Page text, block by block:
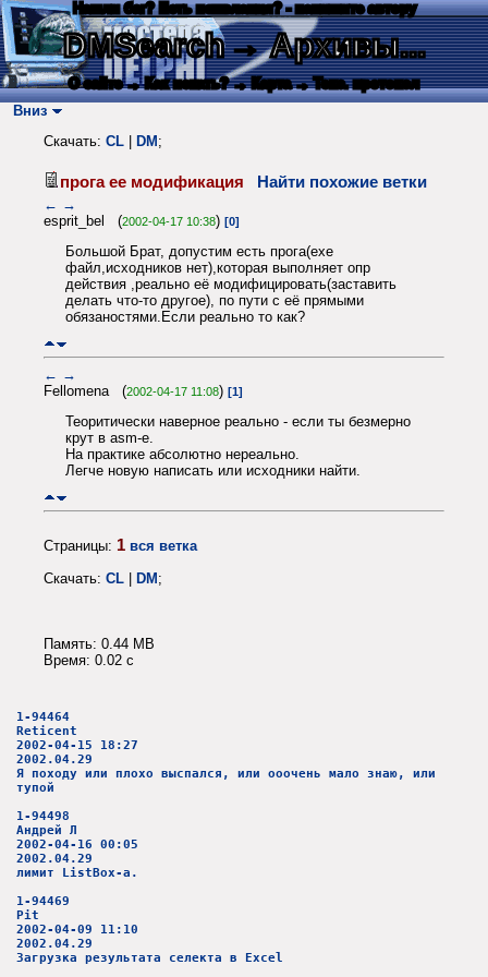
Нашли баг? Есть пожелания? - напишите автору
DMSearch→ Архивы...
О сайте → Как искать? → Карта → Текс. протокол
Вниз
Скачать: CL DM ;
прога ее модификация Найти похожие ветки
← →
esprit_bel (2002-04-17 10:38) [0]
Большой Брат, допустим есть прога(exe
файл,исходников нет),которая выполняет опр
действия ,реально её модифицировать(заставить
делать что-то другое), по пути с её прямыми
обязаностями.Если реально то как?
← →
Fellomena (2002-04-17 11:08) [1]
Теоритически наверное реально - если ты безмерно
крут в asm-е.
На практике абсолютно нереально.
Легче новую написать или исходники найти.
Страницы: 1 вся ветка
Скачать: CL DM ;
Память: 0.44 MB
Время: 0.02 c
1-94464
Reticent
2002-04-15 18:27
2002.04.29
Я походу или плохо выспался, или ооочень мало знаю, или
тупой
1-94498
Андрей Л
2002-04-16 00:05
2002.04.29
лимит ListBox-а.
1-94469
Pit
2002-04-09 11:10
2002.04.29
Загрузка результата селекта в Excel